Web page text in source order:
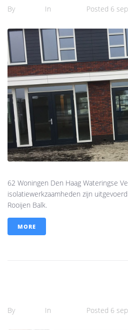
By In Posted 6
62 Woningen Den Haag Wateringse
isolatiewerkzaamheden zijn
Rooijen Balk.
MORE
By In Posted 6